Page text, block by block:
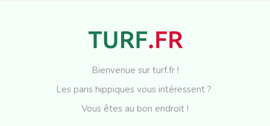
Bienvenue sur turf.fr !
Les paris hippiques vous intéressent ?
Vous êtes au bon endroit !